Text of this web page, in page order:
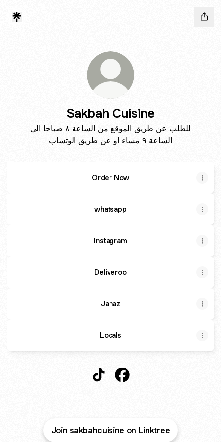
Sakbah Cuisine
للطلب عن طريق الموقع من الساعة ٨ صباحا الى
الساعة ٩ مساء او عن طريق الوتساب
Order Now
whatsapp
Instagram
Deliveroo
Jahaz
Locals
Join sakbahcuisine on Linktree